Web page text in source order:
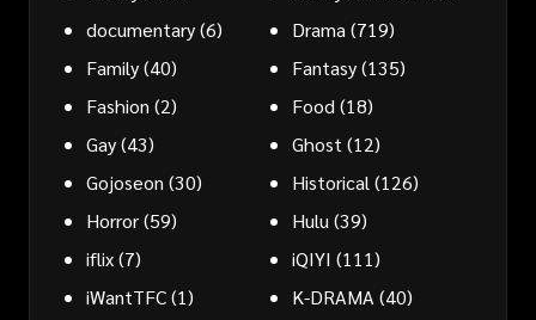
documentary(6) Drama (719)
Family(40) Fantasy(135)
Fashion (2) Food (18)
Gay(43) Ghost (12)
Gojoseon (30) Historical (126)
Horror(59) Hulu (39)
iflix(7) iQIYI (111)
iWantTFC(1) K-DRAMA (40)